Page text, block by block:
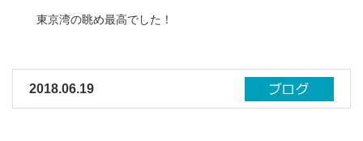
東京湾の眺め最高でした！
2018.06.19